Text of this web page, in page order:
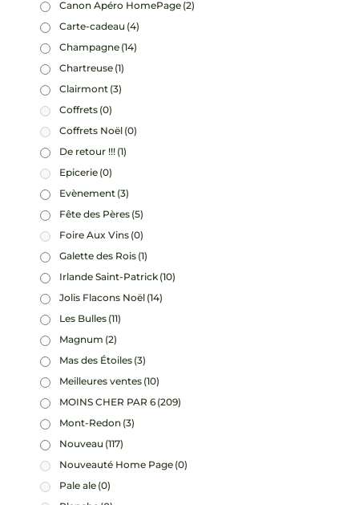
Canon Apéro HomePage (2)
Carte-cadeau (4)
Champagne (14)
Chartreuse (1)
Clairmont (3)
Coffrets (0)
Coffrets Noël (0)
De retour !!! (1)
Epicerie (0)
Evènement (3)
Fête des Pères (5)
Foire Aux Vins (0)
Galette des Rois (1)
Irlande Saint-Patrick (10)
Jolis Flacons Noël (14)
Les Bulles (11)
Magnum (2)
Mas des Étoiles (3)
Meilleures ventes (10)
MOINS CHER PAR 6 (209)
Mont-Redon (3)
Nouveau (117)
Nouveauté Home Page (0)
Pale ale (0)